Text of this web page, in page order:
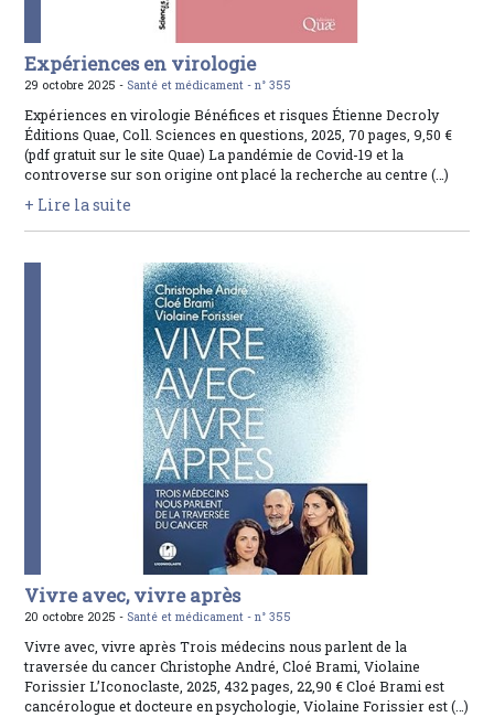
Expériences en virologie
29 octobre 2025 - Santé et médicament -n° 355
Expériences en virologie Bénéfices et risques Étienne Decroly
Éditions Quae, Coll. Sciences en questions, 2025, 70 pages, 9,50 €
(pdf gratuit sur le site Quae) La pandémie de Covid-19 et la
controverse sur son origine ont placé la recherche au centre (…)
+ Lire la suite
Vivre avec, vivre après
20 octobre 2025 - Santé et médicament -n° 355
Vivre avec, vivre après Trois médecins nous parlent de la
traversée du cancer Christophe André, Cloé Brami, Violaine
Forissier L’Iconoclaste, 2025, 432 pages, 22,90 € Cloé Brami est
cancérologue et docteure en psychologie, Violaine Forissier est (…)